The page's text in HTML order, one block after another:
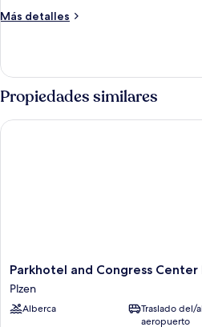
Más detalles
Más
cuádruple
Propiedades similares
Parkhotel
and
Congress
Center
Parkhotel and Congress Center
Plzen
Alberca
Traslado del/al
aeropuerto
Parkhotel and Congress Center